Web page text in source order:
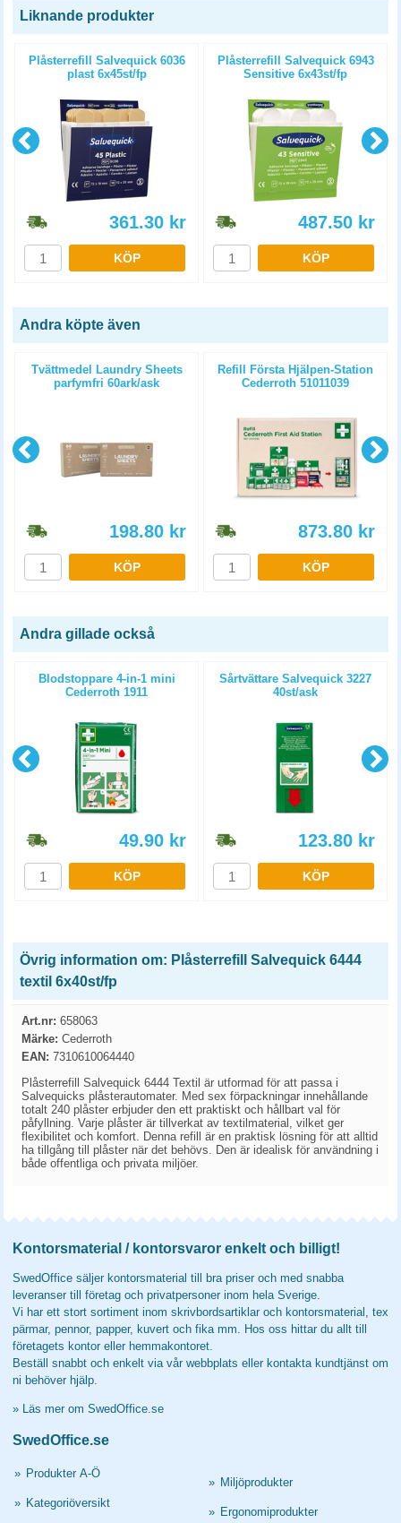
Liknande produkter
Plåsterrefill Salvequick 6036
plast 6x45st/fp
361.30 kr
KÖP
Plåsterrefill Salvequick 6943
Sensitive 6x43st/fp
487.50 kr
KÖP
Andra köpte även
Tvättmedel Laundry Sheets
parfymfri 60ark/ask
198.80 kr
KÖP
Refill Första Hjälpen-Station
Cederroth 51011039
873.80 kr
KÖP
Andra gillade också
Blodstoppare 4-in-1 mini
Cederroth 1911
49.90 kr
KÖP
Sårtvättare Salvequick 3227
40st/ask
123.80 kr
KÖP
Övrig information om: Plåsterrefill Salvequick 6444
textil 6x40st/fp
Art.nr: 658063
Märke: Cederroth
EAN: 7310610064440
Plåsterrefill Salvequick 6444 Textil är utformad för att passa i
Salvequicks plåsterautomater. Med sex förpackningar innehållande
totalt 240 plåster erbjuder den ett praktiskt och hållbart val för
påfyllning. Varje plåster är tillverkat av textilmaterial, vilket ger
flexibilitet och komfort. Denna refill är en praktisk lösning för att alltid
ha tillgång till plåster när det behövs. Den är idealisk för användning i
både offentliga och privata miljöer.
Kontorsmaterial / kontorsvaror enkelt och billigt!
SwedOffice säljer kontorsmaterial till bra priser och med snabba
leveranser till företag och privatpersoner inom hela Sverige.
Vi har ett stort sortiment inom skrivbordsartiklar och kontorsmaterial, tex
pärmar, pennor, papper, kuvert och fika mm. Hos oss hittar du allt till
företagets kontor eller hemmakontoret.
Beställ snabbt och enkelt via vår webbplats eller kontakta kundtjänst om
ni behöver hjälp.
» Läs mer om SwedOffice.se
SwedOffice.se
» Produkter A-Ö
» Kategoriöversikt
» Miljöprodukter
» Ergonomiprodukter